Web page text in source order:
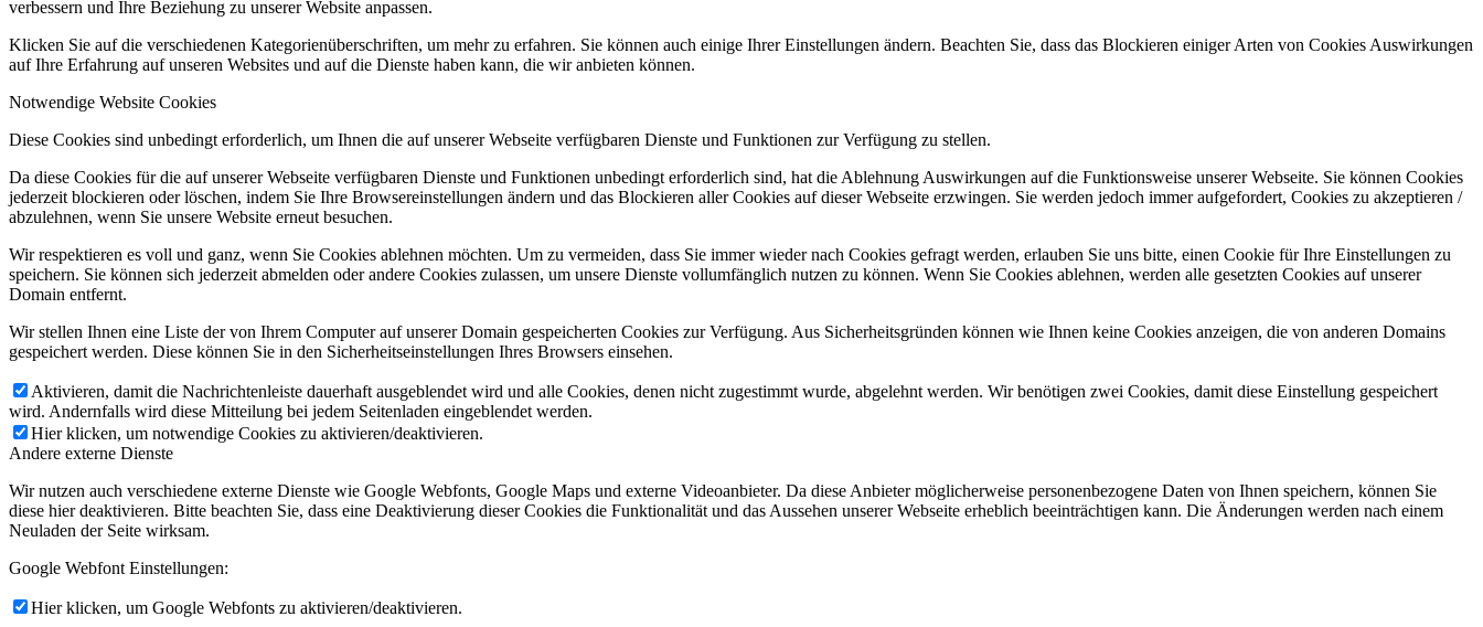
verbessern und Ihre Beziehung zu unserer Website anpassen.
Klicken Sie auf die verschiedenen Kategorienüberschriften, um mehr zu erfahren. Sie können auch einige Ihrer Einstellungen ändern. Beachten Sie, dass das Blockieren einiger Arten von Cookies Auswirkungen
auf Ihre Erfahrung auf unseren Websites und auf die Dienste haben kann, die wir anbieten können.
Notwendige Website Cookies
Diese Cookies sind unbedingt erforderlich, um Ihnen die auf unserer Webseite verfügbaren Dienste und Funktionen zur Verfügung zu stellen.
Da diese Cookies für die auf unserer Webseite verfügbaren Dienste und Funktionen unbedingt erforderlich sind, hat die Ablehnung Auswirkungen auf die Funktionsweise unserer Webseite. Sie können Cookies
jederzeit blockieren oder löschen, indem Sie Ihre Browsereinstellungen ändern und das Blockieren aller Cookies auf dieser Webseite erzwingen. Sie werden jedoch immer aufgefordert, Cookies zu akzeptieren /
abzulehnen, wenn Sie unsere Website erneut besuchen.
Wir respektieren es voll und ganz, wenn Sie Cookies ablehnen möchten. Um zu vermeiden, dass Sie immer wieder nach Cookies gefragt werden, erlauben Sie uns bitte, einen Cookie für Ihre Einstellungen zu
speichern. Sie können sich jederzeit abmelden oder andere Cookies zulassen, um unsere Dienste vollumfänglich nutzen zu können. Wenn Sie Cookies ablehnen, werden alle gesetzten Cookies auf unserer
Domain entfernt.
Wir stellen Ihnen eine Liste der von Ihrem Computer auf unserer Domain gespeicherten Cookies zur Verfügung. Aus Sicherheitsgründen können wie Ihnen keine Cookies anzeigen, die von anderen Domains
gespeichert werden. Diese können Sie in den Sicherheitseinstellungen Ihres Browsers einsehen.
Aktivieren, damit die Nachrichtenleiste dauerhaft ausgeblendet wird und alle Cookies, denen nicht zugestimmt wurde, abgelehnt werden. Wir benötigen zwei Cookies, damit diese Einstellung gespeichert
wird. Andernfalls wird diese Mitteilung bei jedem Seitenladen eingeblendet werden.
Hier klicken, um notwendige Cookies zu aktivieren/deaktivieren.
Andere externe Dienste
Wir nutzen auch verschiedene externe Dienste wie Google Webfonts, Google Maps und externe Videoanbieter. Da diese Anbieter möglicherweise personenbezogene Daten von Ihnen speichern, können Sie
diese hier deaktivieren. Bitte beachten Sie, dass eine Deaktivierung dieser Cookies die Funktionalität und das Aussehen unserer Webseite erheblich beeinträchtigen kann. Die Änderungen werden nach einem
Neuladen der Seite wirksam.
Google Webfont Einstellungen:
Hier klicken, um Google Webfonts zu aktivieren/deaktivieren.